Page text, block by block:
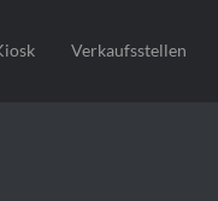
Verkaufsstellen